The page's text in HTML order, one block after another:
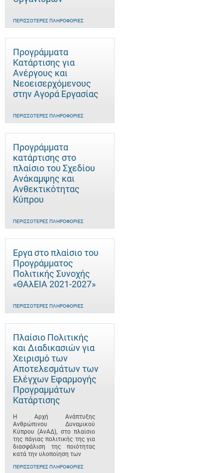
ΠΕΡΙΣΣΌΤΕΡΕΣ ΠΛΗΡΟΦΟΡΊΕΣ
Προγράμματα
Κατάρτισης για
Ανέργους και
Νεοεισερχόμενους
στην Αγορά Εργασίας
ΠΕΡΙΣΣΌΤΕΡΕΣ ΠΛΗΡΟΦΟΡΊΕΣ
Προγράμματα
κατάρτισης στο
πλαίσιο του Σχεδίου
Ανάκαμψης και
Ανθεκτικότητας
Κύπρου
ΠΕΡΙΣΣΌΤΕΡΕΣ ΠΛΗΡΟΦΟΡΊΕΣ
Έργα στο πλαίσιο του
Προγράμματος
Πολιτικής Συνοχής
«ΘΑλΕΙΑ 2021-2027»
ΠΕΡΙΣΣΌΤΕΡΕΣ ΠΛΗΡΟΦΟΡΊΕΣ
Πλαίσιο Πολιτικής
και Διαδικασιών για
Χειρισμό των
Αποτελεσμάτων των
Ελέγχων Εφαρμογής
Προγραμμάτων
Κατάρτισης
Η Αρχή Ανάπτυξης
Ανθρώπινου Δυναμικού
Κύπρου (ΑνΑΔ), στο πλαίσιο
της πάγιας πολιτικής της για
διασφάλιση της ποιότητας
κατά την υλοποίηση των
ΠΕΡΙΣΣΌΤΕΡΕΣ ΠΛΗΡΟΦΟΡΊΕΣ